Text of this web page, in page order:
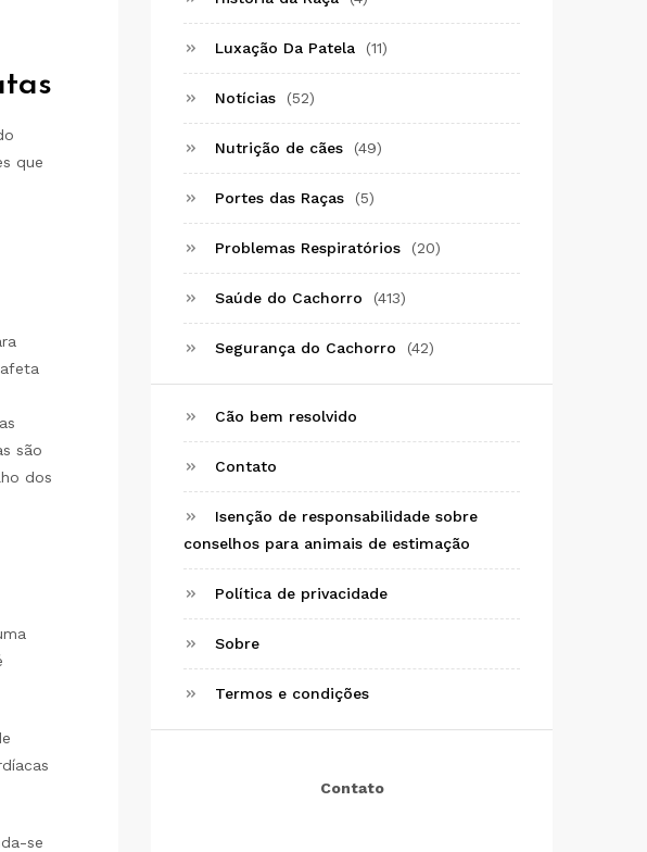
que
são
dos
se
Luxação Da Patela (11)
Notícias (52)
Nutrição de cães (49)
Portes das Raças (5)
Problemas Respiratórios (20)
Saúde do Cachorro (413)
Segurança do Cachorro (42)
Cão bem resolvido
Contato
Isenção de responsabilidade sobre
conselhos para animais de estimação
Política de privacidade
Sobre
Termos e condições
Contato